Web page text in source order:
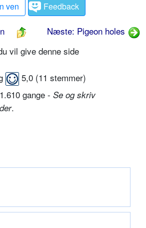
ven
Feedback
Næste: Pigeon holes
vil give denne side
5,0 (11 stemmer)
gange - Se og skriv
.